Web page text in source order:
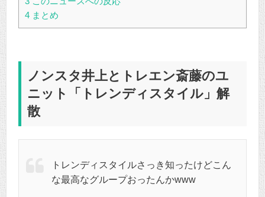
4 まとめ
ノンスタ井上とトレエン斎藤のユ
ニット「トレンディスタイル」解
散
トレンディスタイルさっき知ったけどこん
な最高なグループおったんかwww